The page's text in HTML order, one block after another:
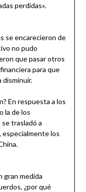
perdidas».
se encarecieron de
no pudo
que pasar otros
para que
disminuir.
En respuesta a los
la de los
trasladó a
especialmente los
gran medida
¿por qué